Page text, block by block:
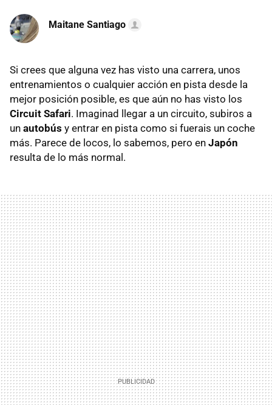
Maitane Santiago
Si crees que alguna vez has visto una carrera, unos
entrenamientos o cualquier acción en pista desde la
mejor posición posible, es que aún no has visto los
Circuit Safari. Imaginad llegar a un circuito, subiros a
un autobús y entrar en pista como si fuerais un coche
más. Parece de locos, lo sabemos, pero en Japón
resulta de lo más normal.